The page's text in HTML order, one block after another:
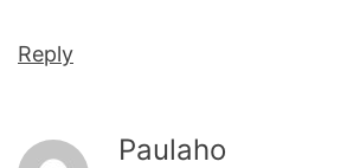
Reply
Paulaho